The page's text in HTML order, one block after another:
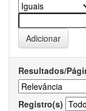
Resultados/
Registro(s)